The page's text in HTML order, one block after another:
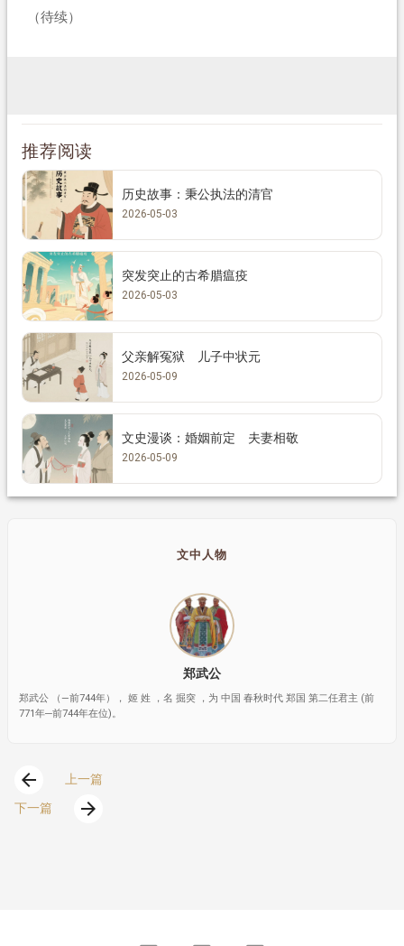
（待续）
推荐阅读
历史故事：秉公执法的清官
2026-05-03
突发突止的古希腊瘟疫
2026-05-03
父亲解冤狱 儿子中状元
2026-05-09
文史漫谈：婚姻前定 夫妻相敬
2026-05-09
文中人物
郑武公
郑武公 （—前744年）， 姬 姓 ，名 掘突 ，为 中国 春秋时代 郑国 第二任君主 (前
771年─前744年在位)。
arrow_back
上一篇
下一篇
arrow_forward